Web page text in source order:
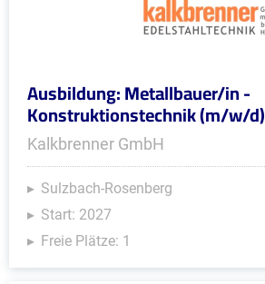
Ausbildung: Metallbauer/in -
Konstruktionstechnik (m/w/d)
Kalkbrenner GmbH
Sulzbach-Rosenberg
Start: 2027
Freie Plätze: 1